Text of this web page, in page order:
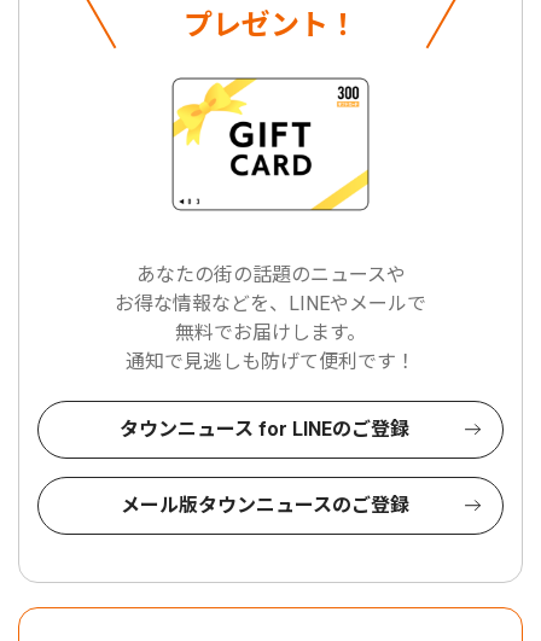
プレゼント！
あなたの街の話題のニュースや
お得な情報などを、LINEやメールで
無料でお届けします。
通知で見逃しも防げて便利です！
タウンニュース for LINEのご登録
メール版タウンニュースのご登録